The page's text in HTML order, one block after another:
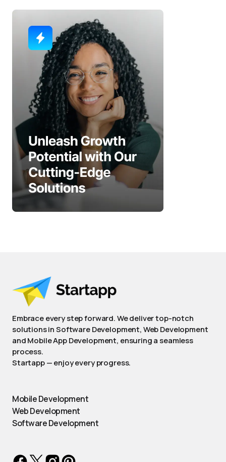
Embrace every step forward. We deliver top-notch
solutions in Software Development, Web Development
and Mobile App Development, ensuring a seamless
process.
Startapp — enjoy every progress.
Mobile Development
Web Development
Software Development